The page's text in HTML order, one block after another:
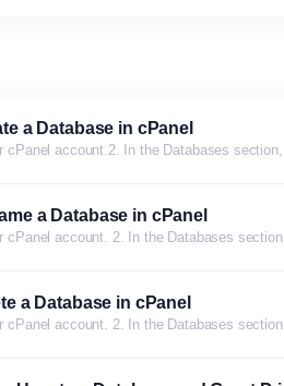
a Database in cPanel
cPanel account.2. In the Databases
a Database in cPanel
cPanel account. 2. In the Databases
a Database in cPanel
cPanel account. 2. In the Databases